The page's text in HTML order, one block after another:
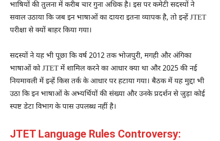
भाषियों की तुलना में करीब चार गुना अधिक है। इस पर कमेटी सदस्यों ने
सवाल उठाया कि जब इन भाषाओं का दायरा इतना व्यापक है, तो इन्हें JTET
परीक्षा से क्यों बाहर किया गया।
सदस्यों ने यह भी पूछा कि वर्ष 2012 तक भोजपुरी, मगही और अंगिका
भाषाओं को JTET में शामिल करने का आधार क्या था और 2025 की नई
नियमावली में इन्हें किस तर्क के आधार पर हटाया गया। बैठक में यह मुद्दा भी
उठा कि इन भाषाओं के अभ्यर्थियों की संख्या और उनके प्रदर्शन से जुड़ा कोई
स्पष्ट डेटा विभाग के पास उपलब्ध नहीं है।
JTET Language Rules Controversy: